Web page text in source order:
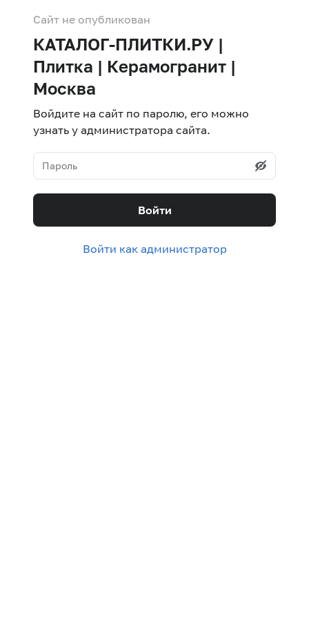
Сайт не опубликован
КАТАЛОГ-ПЛИТКИ.РУ |
Плитка | Керамогранит |
Москва
Войдите на сайт по паролю, его можно
узнать у администратора сайта.
Войти
Войти как администратор